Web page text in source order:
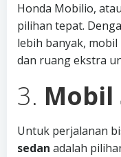
Honda Mobilio,
pilihan tepat.
lebih banyak,
dan ruang ekstra
3. Mobil
Untuk perjalanan
sedan adalah